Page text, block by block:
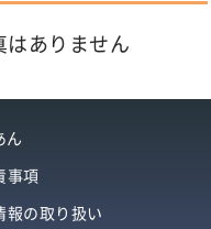
はありません
ん
事項
報の取り扱い